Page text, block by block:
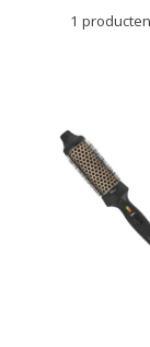
1 producten